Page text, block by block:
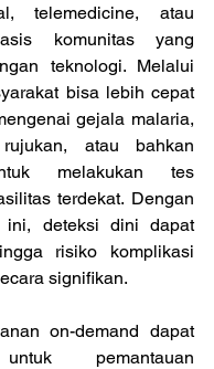
telemedicine, atau
komunitas yang
teknologi. Melalui
bisa lebih cepat
gejala malaria,
rujukan, atau bahkan
melakukan tes
terdekat. Dengan
ini, deteksi dini dapat
risiko komplikasi
signifikan.
on-demand dapat
pemantauan